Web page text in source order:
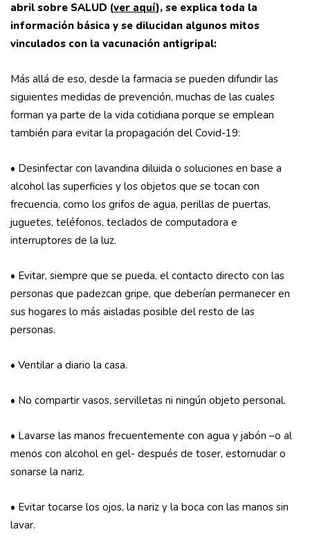
abril sobre SALUD (ver aquí), se explica toda la
información básica y se dilucidan algunos mitos
vinculados con la vacunación antigripal:
Más allá de eso, desde la farmacia se pueden difundir las
siguientes medidas de prevención, muchas de las cuales
forman ya parte de la vida cotidiana porque se emplean
también para evitar la propagación del Covid-19:
• Desinfectar con lavandina diluida o soluciones en base a
alcohol las superficies y los objetos que se tocan con
frecuencia, como los grifos de agua, perillas de puertas,
juguetes, teléfonos, teclados de computadora e
interruptores de la luz.
• Evitar, siempre que se pueda, el contacto directo con las
personas que padezcan gripe, que deberían permanecer en
sus hogares lo más aisladas posible del resto de las
personas.
• Ventilar a diario la casa.
• No compartir vasos, servilletas ni ningún objeto personal.
• Lavarse las manos frecuentemente con agua y jabón –o al
menos con alcohol en gel- después de toser, estornudar o
sonarse la nariz.
• Evitar tocarse los ojos, la nariz y la boca con las manos sin
lavar.